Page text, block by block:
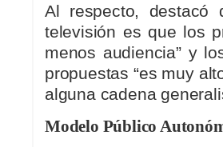
Al respecto, destacó
televisión es que los
menos audiencia” y
propuestas “es muy
alguna cadena
Modelo Público